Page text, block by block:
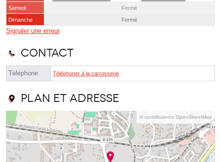
Samedi
Fermé
Dimanche
Fermé
Signaler une erreur
Contact
Téléphone Téléphoner à la carrosserie
Plan et adresse
© contributeurs OpenStreetMap